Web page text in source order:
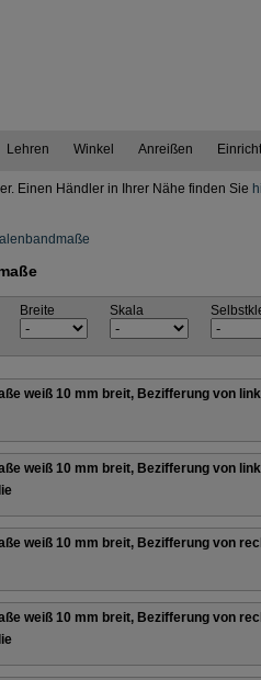
Lehren Winkel Anreißen
Einen Händler in Ihrer Nähe finden Sie
Breite Skala
weiß 10 mm breit, Bezifferung von
weiß 10 mm breit, Bezifferung von
weiß 10 mm breit, Bezifferung von
weiß 10 mm breit, Bezifferung von